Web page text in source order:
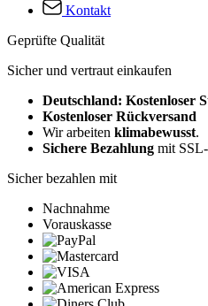
Kontakt
Geprüfte Qualität
Sicher und vertraut einkaufen
Deutschland: Kostenloser
Kostenloser Rückversand
Wir arbeiten klimabewusst.
Sichere Bezahlung mit
Sicher bezahlen mit
Nachnahme
Vorauskasse